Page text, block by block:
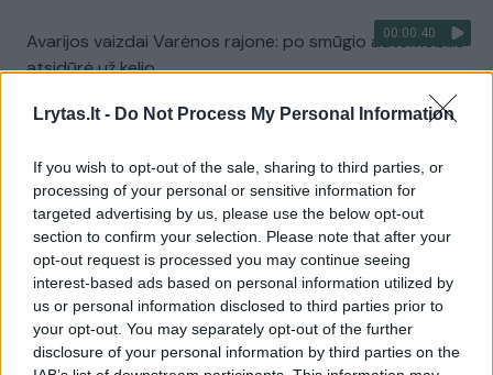
Lrytas.lt - Do Not Process My Personal Information
If you wish to opt-out of the sale, sharing to third parties, or
processing of your personal or sensitive information for
targeted advertising by us, please use the below opt-out
section to confirm your selection. Please note that after your
opt-out request is processed you may continue seeing
interest-based ads based on personal information utilized by
us or personal information disclosed to third parties prior to
your opt-out. You may separately opt-out of the further
disclosure of your personal information by third parties on the
00:00:40
Avarijos vaizdai Varėnos rajone: po smūgio automobilis
atsidūrė už kelio
| Lietuvos diena
Visi įrašai
Žiūrimiausi įrašai
00:00:30
Vaizdai iš tragiškos avarijos Vilniaus r.: dviejų moterų ir